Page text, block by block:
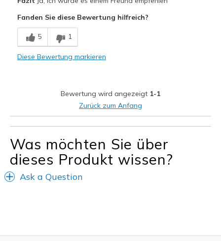
Breathe Well
Comfortable
View On Shoes
I'm Really Into Shoes
Fanden Sie diese Bewertung hilfreich?
5 1
Diese Bewertung markieren
Bewertung wird angezeigt 1-1
Zurück zum Anfang
Was möchten Sie über
dieses Produkt wissen?
Ask a Question